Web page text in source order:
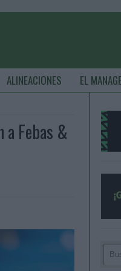
ALINEACIONES EL
a Febas &